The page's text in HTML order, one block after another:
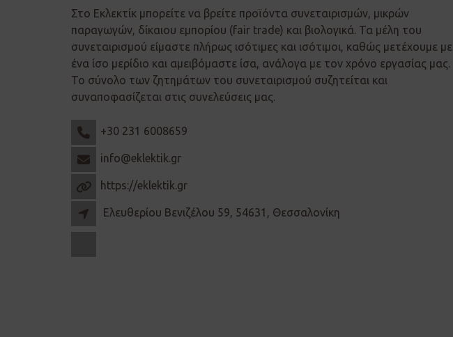
Στο Εκλεκτίκ μπορείτε να βρείτε προϊόντα συνεταιρισμών, μικρών
παραγωγών, δίκαιου εμπορίου (fair trade) και βιολογικά. Τα μέλη του
συνεταιρισμού είμαστε πλήρως ισότιμες και ισότιμοι, καθώς μετέχουμε με
ένα ίσο μερίδιο και αμειβόμαστε ίσα, ανάλογα με τον χρόνο εργασίας μας.
Το σύνολο των ζητημάτων του συνεταιρισμού συζητείται και
συναποφασίζεται στις συνελεύσεις μας.
+30 231 6008659
info@eklektik.gr
https://eklektik.gr
Ελευθερίου Βενιζέλου 59, 54631, Θεσσαλονίκη